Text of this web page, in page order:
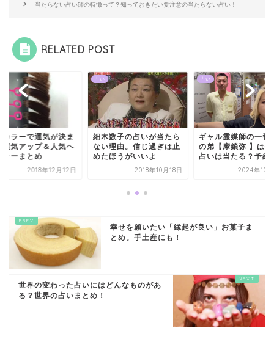
当たらない占い師の特徴って？知っておきたい要注意の当たらない占い！
RELATED POST
カラーで運気が決ま
運気アップ＆人気ヘ
ラーまとめ
2018年12月12日
占い
細木数子の占いが当たら
ない理由。信じ過ぎは止
めたほうがいいよ
2018年10月18日
占い
ギャル霊媒師の一番
の弟【摩鎖弥 】は何
占いは当たる？予約
2024年10
幸せを願いたい「縁起が良い」お菓子ま
とめ。手土産にも！
世界の変わった占いにはどんなものがあ
る？世界の占いまとめ！